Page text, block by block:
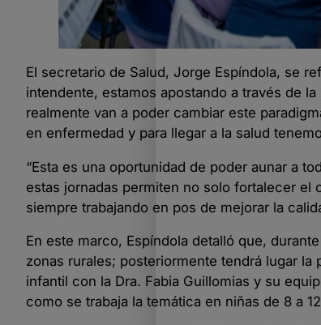
El secretario de Salud, Jorge Espíndola, se
intendente, estamos apostando a través de
realmente van a poder cambiar este
en enfermedad y para llegar a la salud
“Esta es una oportunidad de poder aunar a
estas jornadas permiten no solo fortalecer
siempre trabajando en pos de mejorar la
En este marco, Espíndola detalló que,
zonas rurales; posteriormente tendrá lugar la
infantil con la Dra. Fabia Guillomias y su
como se trabaja la temática en niñas de 8 a